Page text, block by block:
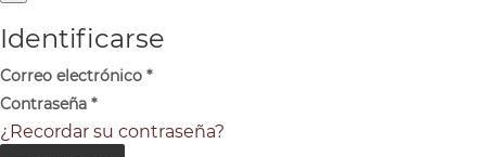
Identificarse
Correo electrónico *
Contraseña *
¿Recordar su contraseña?